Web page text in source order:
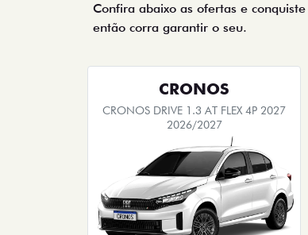
Confira abaixo as ofertas e
então corra garantir o seu.
CRONOS
CRONOS DRIVE 1.3 AT FLEX 4P 2027
2026/2027